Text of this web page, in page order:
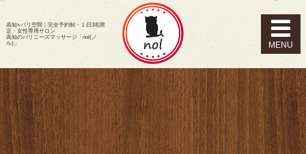
高知×バリ空間｜完全予約制・１日3名限
定・女性専用サロン
高知のバリニーズマッサージ「nol(ノ
ル)」